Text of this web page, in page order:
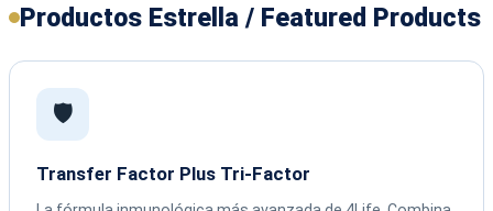
Productos Estrella / Featured Products
🛡️
Transfer Factor Plus Tri-Factor